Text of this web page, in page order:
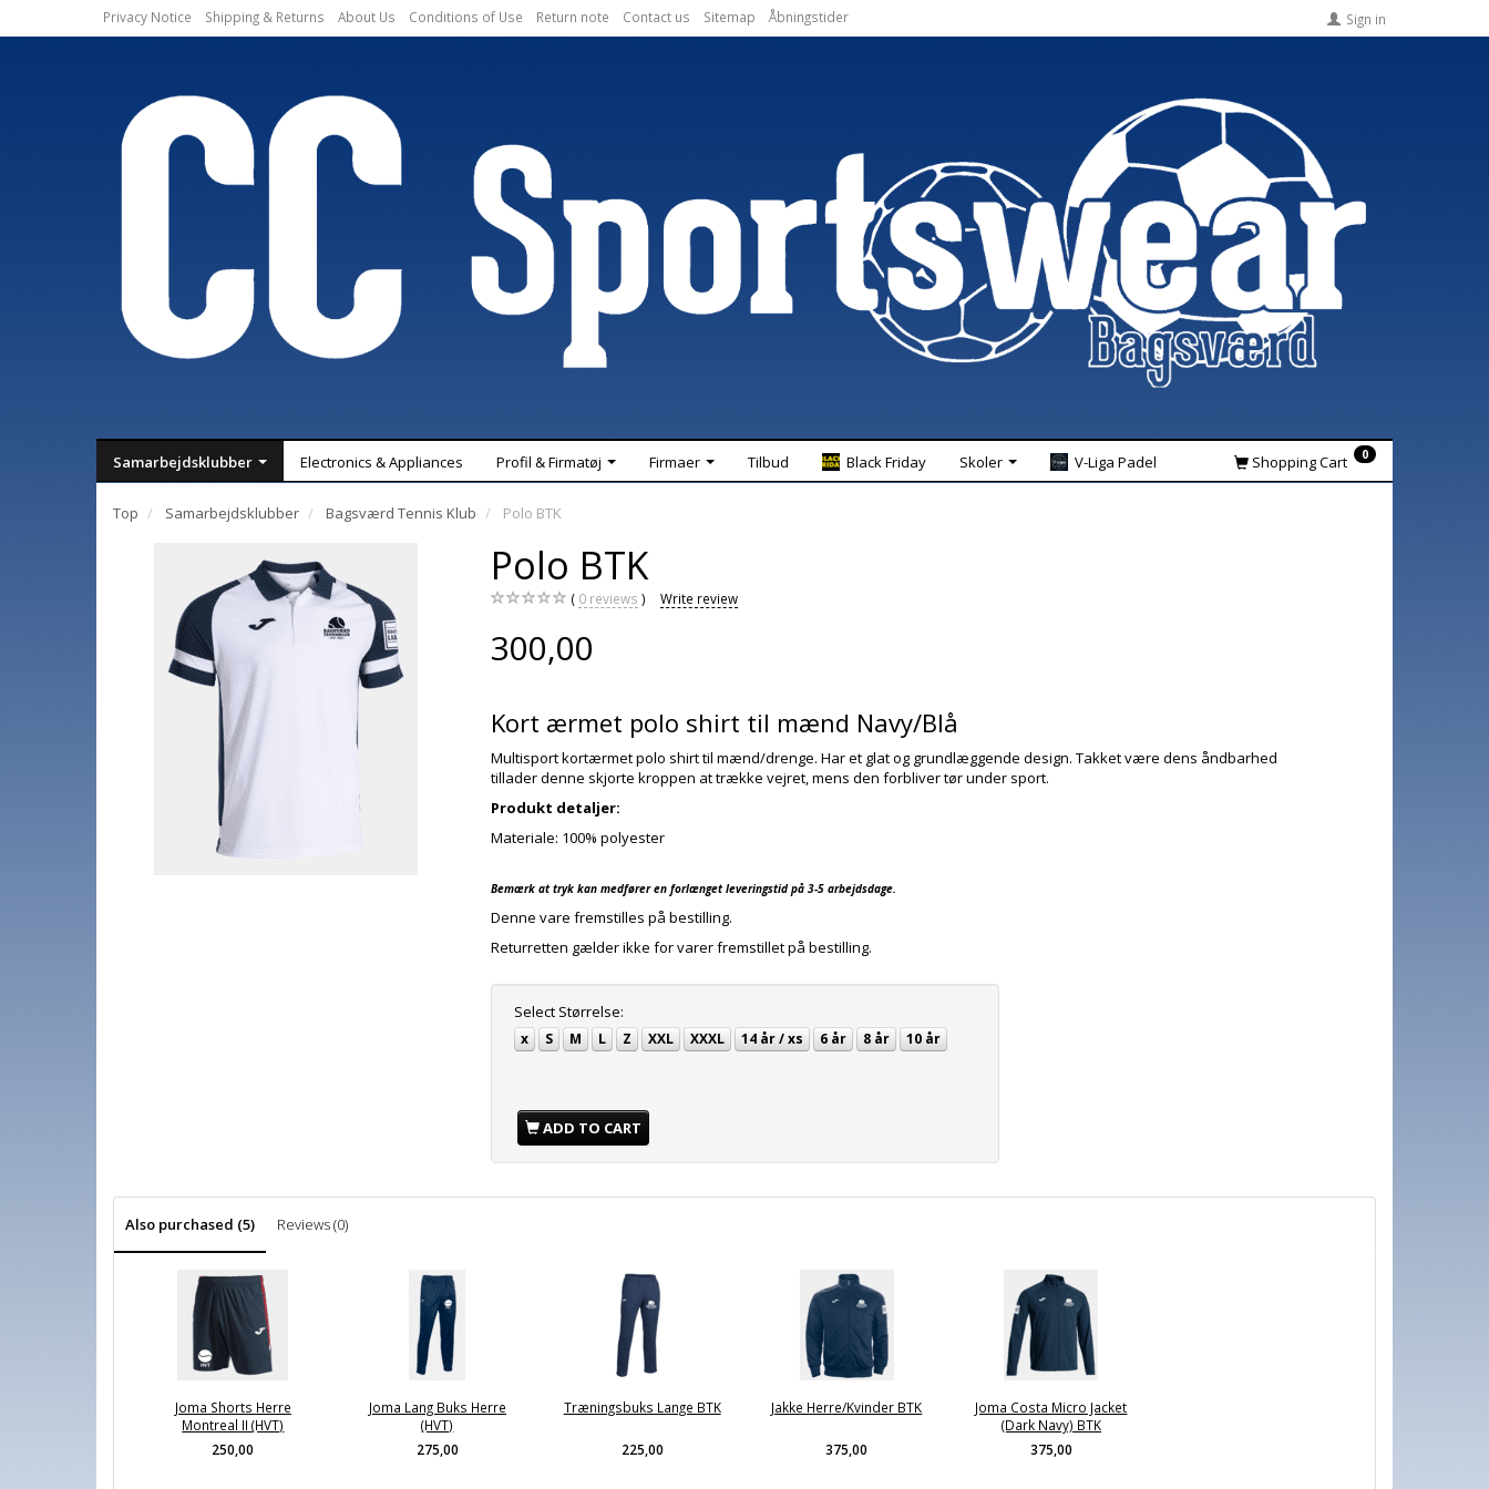
Privacy Notice Shipping & Returns About Us Conditions of Use Return note Contact us Sitemap Åbningstider Sign in
Samarbejdsklubber Electronics & Appliances Profil & Firmatøj Firmaer Tilbud Black Friday Skoler V-Liga Padel Shopping Cart 0
Top Samarbejdsklubber Bagsværd Tennis Klub Polo BTK
Polo BTK
0 reviews Write review
300,00
Kort ærmet polo shirt til mænd Navy/Blå
Multisport kortærmet polo shirt til mænd/drenge. Har et glat og grundlæggende design. Takket være dens åndbarhed
tillader denne skjorte kroppen at trække vejret, mens den forbliver tør under sport.
Produkt detaljer:
Materiale: 100% polyester
Bemærk at tryk kan medfører en forlænget leveringstid på 3-5 arbejdsdage.
Denne vare fremstilles på bestilling.
Returretten gælder ikke for varer fremstillet på bestilling.
Select Størrelse:
x S M L Z XXL XXXL 14 år / xs 6 år 8 år 10 år
ADD TO CART
Also purchased (5) Reviews (0)
Joma Shorts Herre
Montreal II (HVT)
250,00
Joma Lang Buks Herre
(HVT)
275,00
Træningsbuks Lange BTK
225,00
Jakke Herre/Kvinder BTK
375,00
Joma Costa Micro Jacket
(Dark Navy) BTK
375,00